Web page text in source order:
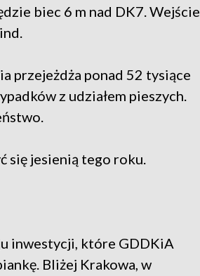
biec 6 m nad DK7. Wejście
przejeżdża ponad 52 tysiące
z udziałem pieszych.
się jesienią tego roku.
inwestycji, które GDDKiA
Bliżej Krakowa, w